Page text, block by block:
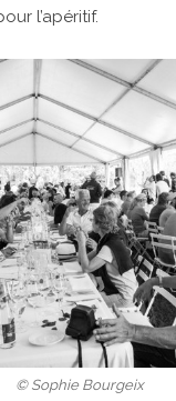
l’apéritif.
© Sophie Bourgeix